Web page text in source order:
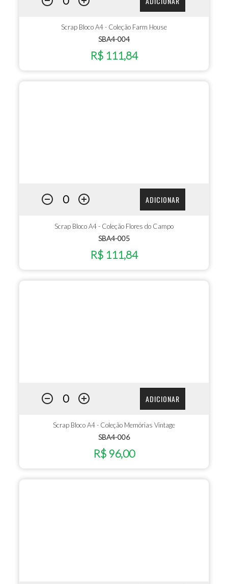
Scrap Bloco A4 - Coleção Farm House
SBA4-004
R$ 111,84
ADICIONAR
Scrap Bloco A4 - Coleção Flores do Campo
SBA4-005
R$ 111,84
ADICIONAR
Scrap Bloco A4 - Coleção Memórias Vintage
SBA4-006
R$ 96,00